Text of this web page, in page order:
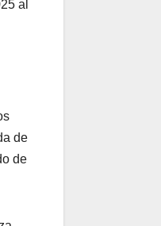
al
de
de